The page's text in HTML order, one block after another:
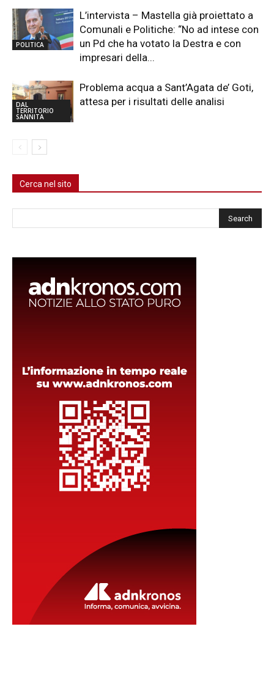
POLITICA
L’intervista – Mastella già proiettato a
Comunali e Politiche: “No ad intese con
un Pd che ha votato la Destra e con
impresari della...
DAL
TERRITORIO
SANNITA
Problema acqua a Sant’Agata de’ Goti,
attesa per i risultati delle analisi
Cerca nel sito